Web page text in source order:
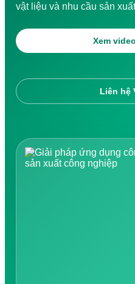
Tiếng Việt
English
日本語
中文 (中国)
ไทย
vật liệu và nhu cầu sản
Xem
Liên hệ